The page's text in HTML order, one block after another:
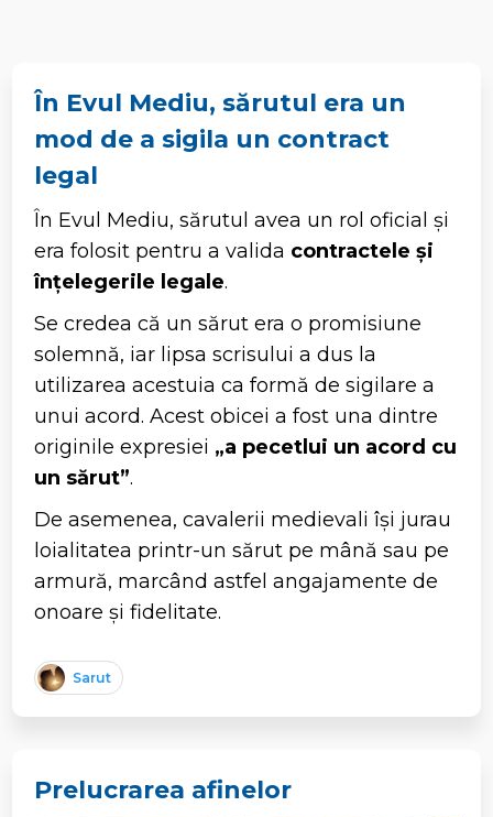
În Evul Mediu, sărutul era un
mod de a sigila un contract
legal
În Evul Mediu, sărutul avea un rol oficial și
era folosit pentru a valida contractele și
înțelegerile legale.
Se credea că un sărut era o promisiune
solemnă, iar lipsa scrisului a dus la
utilizarea acestuia ca formă de sigilare a
unui acord. Acest obicei a fost una dintre
originile expresiei „a pecetlui un acord cu
un sărut”.
De asemenea, cavalerii medievali își jurau
loialitatea printr-un sărut pe mână sau pe
armură, marcând astfel angajamente de
onoare și fidelitate.
Sarut
Prelucrarea afinelor